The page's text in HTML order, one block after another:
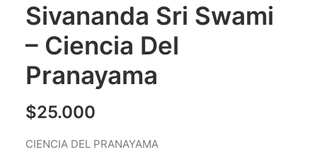
Sivananda Sri Swami
– Ciencia Del
Pranayama
$25.000
CIENCIA DEL PRANAYAMA